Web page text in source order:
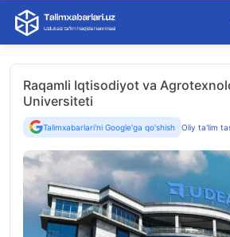
Skip
content
Raqamli Iqtisodiyot va
Universiteti
Talimxabarlari'ni Google'ga qo'shish Oliy ta'lim